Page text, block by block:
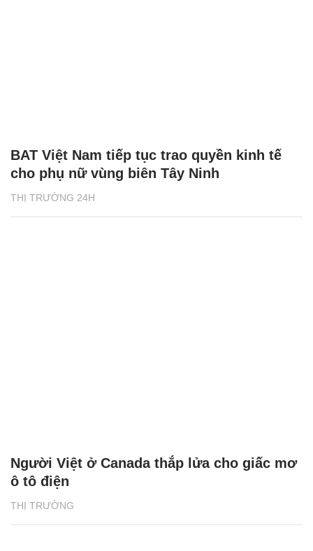
THỊ TRƯỜNG 24H
BAT Việt Nam tiếp tục trao quyền kinh tế
cho phụ nữ vùng biên Tây Ninh
THỊ TRƯỜNG
Người Việt ở Canada thắp lửa cho giấc mơ
ô tô điện